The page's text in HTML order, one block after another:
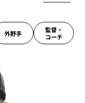
外野手
監督・
コーチ